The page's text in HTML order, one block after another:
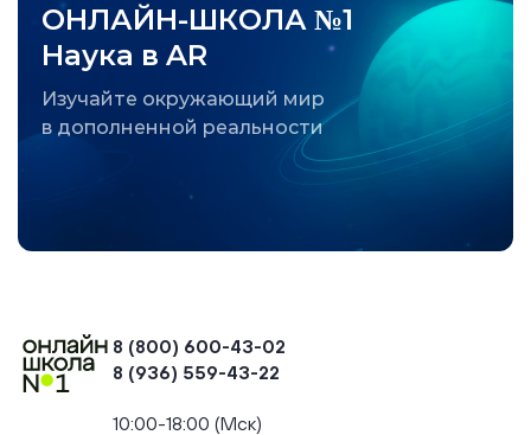
ОНЛАЙН-ШКОЛА №1
Наука в AR
Изучайте окружающий мир
в дополненной реальности
8 (800) 600-43-02
8 (936) 559-43-22
10:00-18:00 (Мск)